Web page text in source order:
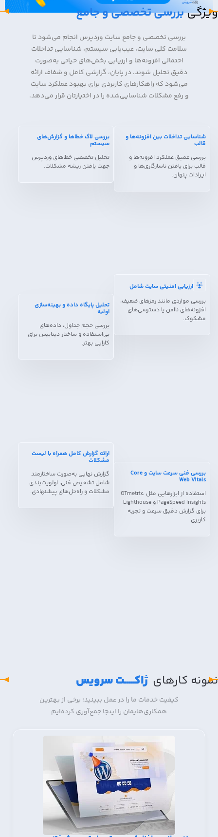
ویژگیبررسی تخصصی و جامع
بررسی تخصصی و جامع سایت وردپرس انجام می‌شود تا
سلامت کلی سایت، عیب‌یابی سیستم، شناسایی تداخلات
احتمالی افزونه‌ها و ارزیابی بخش‌های حیاتی به‌صورت
دقیق تحلیل شوند. در پایان، گزارشی کامل و شفاف ارائه
می‌شود که راهکارهای کاربردی برای بهبود عملکرد سایت
و رفع مشکلات شناسایی‌شده را در اختیارتان قرار می‌دهد.
شناسایی تداخلات بین افزونه‌ها و
قالب
بررسی عمیق عملکرد افزونه‌ها و
قالب برای یافتن ناسازگاری‌ها و
ایرادات پنهان.
بررسی لاگ خطاها و گزارش‌های
سیستم
تحلیل تخصصی خطاهای وردپرس
جهت یافتن ریشه مشکلات.
ارزیابی امنیتی سایت شامل
بررسی مواردی مانند رمزهای ضعیف،
افزونه‌های ناامن یا دسترسی‌های
مشکوک.
تحلیل پایگاه داده و بهینه‌سازی
اولیه
بررسی حجم جداول، داده‌های
بی‌استفاده و ساختار دیتابیس برای
کارایی بهتر.
بررسی فنی سرعت سایت و Core
Web Vitals
استفاده از ابزارهایی مثل GTmetrix،
PageSpeed Insights و Lighthouse
برای گزارش دقیق سرعت و تجربه
کاربری.
ارائه گزارش کامل همراه با لیست
مشکلات
گزارش نهایی به‌صورت ساختارمند
شامل تشخیص فنی، اولویت‌بندی
مشکلات و راه‌حل‌های پیشنهادی.
نمونه کار‌های ژاکـــــت سرویس
کیفیت خدمات ما را در عمل ببینید؛ برخی از بهترین
همکاری‌هایمان را اینجا جمع‌آوری کرده‌ایم